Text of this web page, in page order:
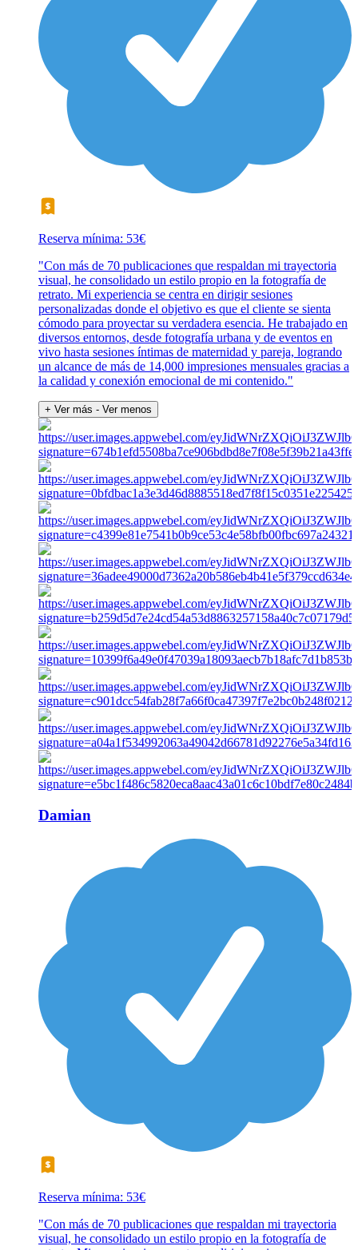
Reserva mínima: 53€
"Con más de 70 publicaciones que respaldan mi trayectoria
visual, he consolidado un estilo propio en la fotografía de
retrato. Mi experiencia se centra en dirigir sesiones
personalizadas donde el objetivo es que el cliente se sienta
cómodo para proyectar su verdadera esencia. He trabajado en
diversos entornos, desde fotografía urbana y de eventos en
vivo hasta sesiones íntimas de maternidad y pareja, logrando
un alcance de más de 14,000 impresiones mensuales gracias a
la calidad y conexión emocional de mi contenido."
+ Ver más - Ver menos
Damian
Reserva mínima: 53€
"Con más de 70 publicaciones que respaldan mi trayectoria
visual, he consolidado un estilo propio en la fotografía de